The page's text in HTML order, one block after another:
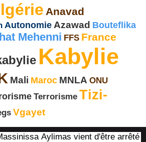
Anavad
Autonomie Azawad Bouteflika
Mehenni FFS France
Kabylie
Mali Maroc MNLA ONU
Terrorisme Tizi-
Vgayet
Aylimas vient d'être arrêté par